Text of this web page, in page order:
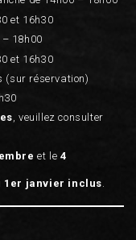
et 16h30
18h00
et 16h30
(sur réservation)
, veuillez consulter
et le 4
1er janvier inclus